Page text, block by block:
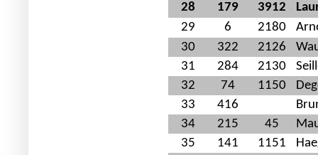
28
179 3912
29
6 2180
30
322 2126
31
284 2130
32
74 1150
33
416
34
215 45
35
141 1151